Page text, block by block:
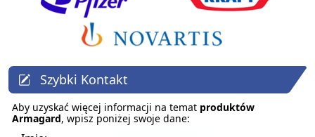
Szybki Kontakt
Aby uzyskać więcej informacji na temat produktów
Armagard, wpisz poniżej swoje dane: